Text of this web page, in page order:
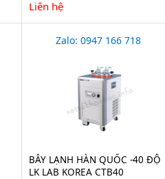
Liên hệ
Zalo: 0947 166 718
BẪY LẠNH HÀN QUỐC -40 ĐỘ
LK LAB KOREA CTB40